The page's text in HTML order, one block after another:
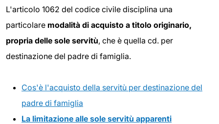
L'articolo 1062 del codice civile disciplina una
particolare modalità di acquisto a titolo originario,
propria delle sole servitù, che è quella cd. per
destinazione del padre di famiglia.
Cos'è l'acquisto della servitù per destinazione del
padre di famiglia
La limitazione alle sole servitù apparenti